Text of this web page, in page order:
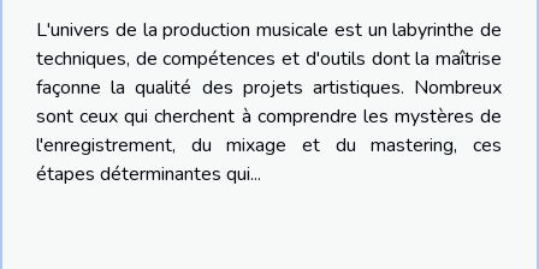
artistiques
L'univers de la production musicale est un labyrinthe de
techniques, de compétences et d'outils dont la maîtrise
façonne la qualité des projets artistiques. Nombreux
sont ceux qui cherchent à comprendre les mystères de
l'enregistrement, du mixage et du mastering, ces
étapes déterminantes qui...